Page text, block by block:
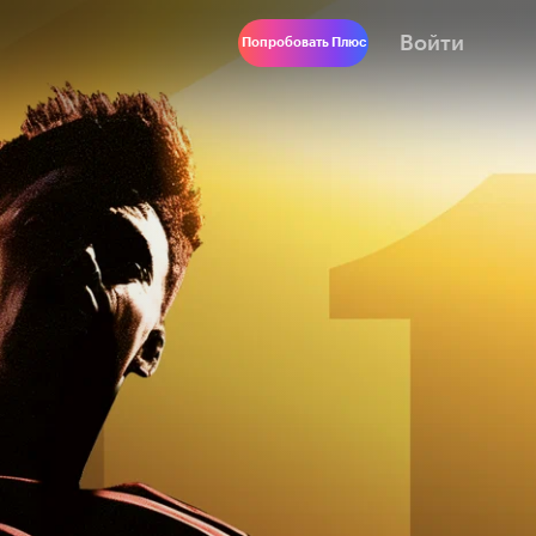
Попробовать Плюс Войти